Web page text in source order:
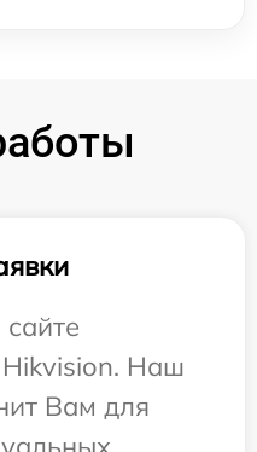
Hikvision. Наш
Вам для